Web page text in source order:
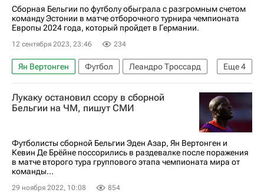
Сборная Бельгии по футболу обыграла с разгромным счетом
команду Эстонии в матче отборочного турнира чемпионата
Европы 2024 года, который пройдет в Германии.
12 сентября 2023, 23:46 234
Еще4
Ян Вертонген Футбол
Леандро Троссард
Шарль Де Кетеларе
Евро-2024
Бельгия
Эстония
Лукаку остановил ссору в сборной
Бельгии на ЧМ, пишут СМИ
Футболисты сборной Бельгии Эден Азар, Ян Вертонген и
Кевин Де Брёйне поссорились в раздевалке после поражения
в матче второго тура группового этапа чемпионата мира от
команды...
29 ноября 2022, 10:08 854